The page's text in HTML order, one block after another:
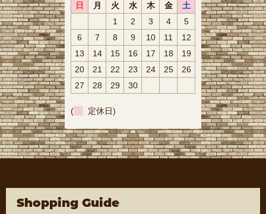
日 月 火 水 木 金
土
1
2 3 4
5
6
7 8 9 10 11
12
13
14 15 16 17 18
19
20
21 22 23 24 25
26
27
28 29 30
( 定休日)
Shopping Guide